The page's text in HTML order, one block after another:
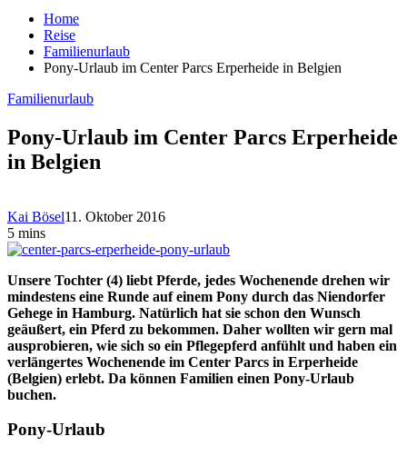
Home
Reise
Familienurlaub
Pony-Urlaub im Center Parcs Erperheide in Belgien
Familienurlaub
Pony-Urlaub im Center Parcs Erperheide
in Belgien
Kai Bösel11. Oktober 2016
5 mins
Unsere Tochter (4) liebt Pferde, jedes Wochenende drehen wir
mindestens eine Runde auf einem Pony durch das Niendorfer
Gehege in Hamburg. Natürlich hat sie schon den Wunsch
geäußert, ein Pferd zu bekommen. Daher wollten wir gern mal
ausprobieren, wie sich so ein Pflegepferd anfühlt und haben ein
verlängertes Wochenende im Center Parcs in Erperheide
(Belgien) erlebt. Da können Familien einen Pony-Urlaub
buchen.
Pony-Urlaub